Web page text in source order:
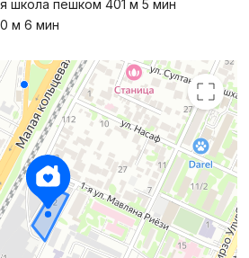
школа пешком 401 м 5 мин
м 6 мин